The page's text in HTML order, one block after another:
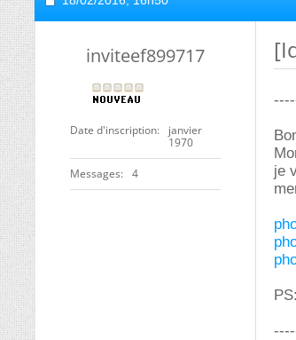
inviteef899717
Date d'inscription
janvier
1970
Messages 4
je